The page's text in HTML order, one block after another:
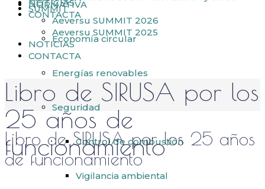
NORMATIVA
Economía circular
Energías renovables
Seguridad
Control de combustión
Vigilancia ambiental
NOTICIAS
CONTACTA
SUMMIT
Aeversu SUMMIT 2026
Aeversu SUMMIT 2025
NOTICIAS
CONTACTA
Libro de SIRUSA por los
25 años de
funcionamiento
Libro de SIRUSA por los 25 años
de funcionamiento